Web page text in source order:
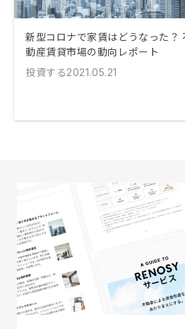
新型コロナで家賃はどうなった？
動産賃貸市場の動向レポート
投資する2021.05.21